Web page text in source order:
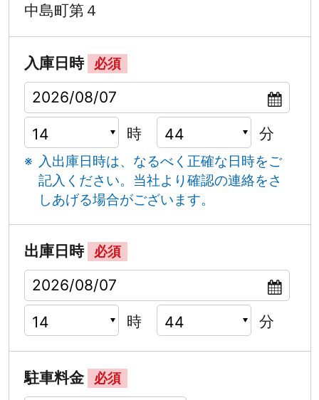
中島町第４
入庫日時 必須
時 分
入出庫日時は、なるべく正確な日時をご
記入ください。 当社より確認の連絡をさ
しあげる場合がございます。
出庫日時 必須
時 分
駐車料金 必須